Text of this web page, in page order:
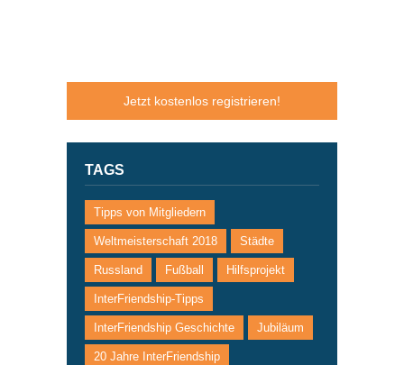
Jetzt kostenlos registrieren!
TAGS
Tipps von Mitgliedern
Weltmeisterschaft 2018 Städte
Russland Fußball Hilfsprojekt
InterFriendship-Tipps
InterFriendship Geschichte Jubiläum
20 Jahre InterFriendship